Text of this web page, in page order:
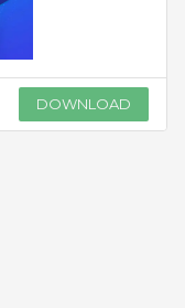
DOWNLOAD